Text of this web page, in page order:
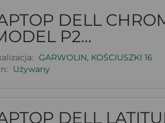
DELL
P2...
GARWOLIN, KOŚCIUSZKI 16
Używany
DELL